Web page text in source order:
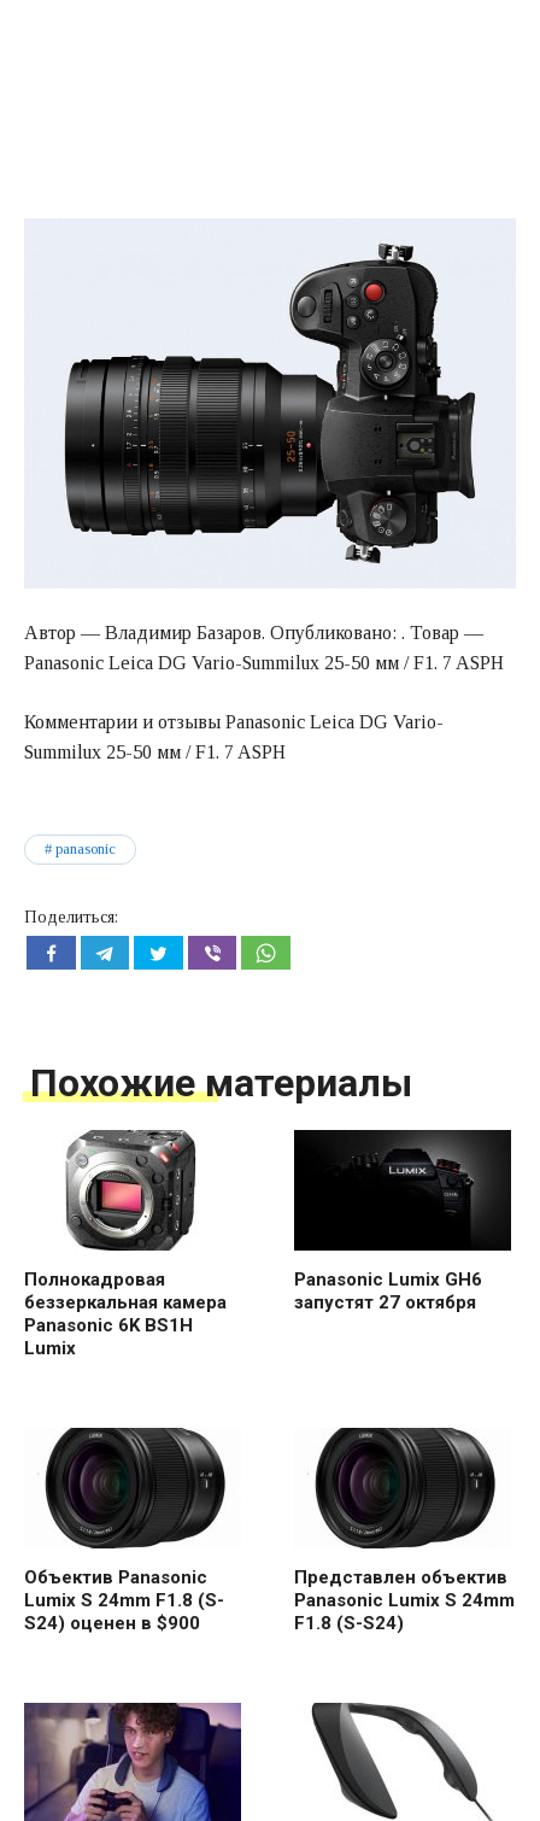
Автор — Владимир Базаров. Опубликовано: . Товар —
Panasonic Leica DG Vario-Summilux 25-50 мм / F1. 7 ASPH
Комментарии и отзывы Panasonic Leica DG Vario-
Summilux 25-50 мм / F1. 7 ASPH
panasonic
Поделиться:
Похожие материалы
Полнокадровая
беззеркальная камера
Panasonic 6K BS1H
Lumix
Panasonic Lumix GH6
запустят 27 октября
Объектив Panasonic
Lumix S 24mm F1.8 (S-
S24) оценен в $900
Представлен объектив
Panasonic Lumix S 24mm
F1.8 (S-S24)